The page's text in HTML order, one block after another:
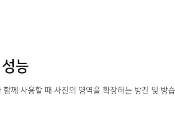
능
함께 사용할 때 사진의 영역을 확장하는 방진 및 방